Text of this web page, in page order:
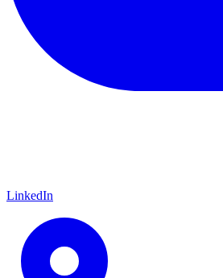
LinkedIn